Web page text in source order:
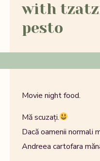
with
pesto
Movie night food.
Mă scuzați.
Dacă oamenii normali
Andreea cartofara